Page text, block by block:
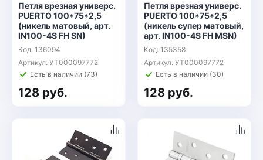
Петля врезная универс.
PUERTO 100*75*2,5
(никель матовый, арт.
IN100-4S FH SN)
Код: 136094
Артикул: УТ000097772
Есть в наличии (73)
128 руб.
Петля врезная универс.
PUERTO 100*75*2,5
(никель супер матовый,
арт. IN100-4S FH MSN)
Код: 135358
Артикул: УТ000097772
Есть в наличии (30)
128 руб.